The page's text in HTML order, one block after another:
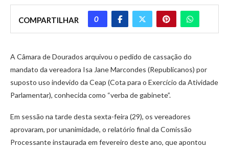
COMPARTILHAR 0
A Câmara de Dourados arquivou o pedido de cassação do
mandato da vereadora Isa Jane Marcondes (Republicanos) por
suposto uso indevido da Ceap (Cota para o Exercício da Atividade
Parlamentar), conhecida como “verba de gabinete”.
Em sessão na tarde desta sexta-feira (29), os vereadores
aprovaram, por unanimidade, o relatório final da Comissão
Processante instaurada em fevereiro deste ano, que apontou